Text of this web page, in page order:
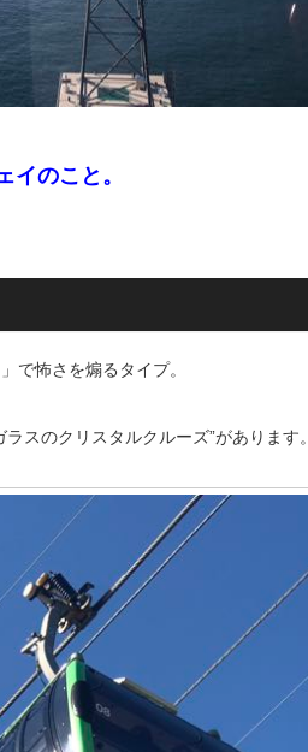
のこと。
で怖さを煽るタイプ。
スのクリスタルクルーズ”があります。